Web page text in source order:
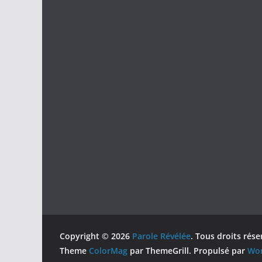
Copyright © 2026 Parole Révélée. Tous droits
Theme ColorMag par ThemeGrill. Propulsé par